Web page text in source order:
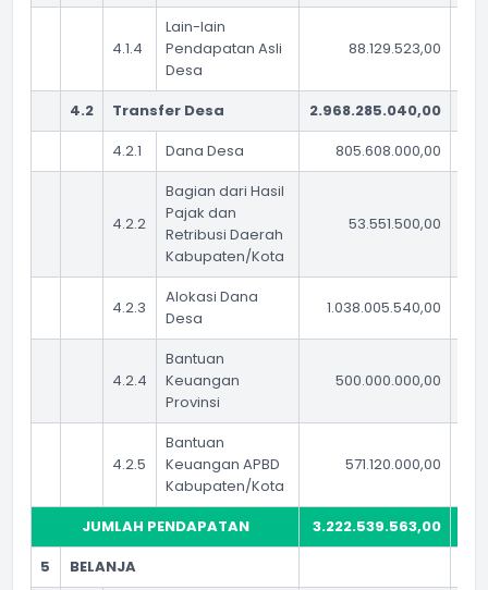
4.1.4
Lain-lain
Pendapatan Asli
Desa
88.129.523,00
4.2 Transfer Desa 2.968.285.040,00
4.2.1
Dana Desa 805.608.000,00
4.2.2
Bagian dari Hasil
Pajak dan
Retribusi Daerah
Kabupaten/Kota
53.551.500,00
4.2.3
Alokasi Dana
Desa
1.038.005.540,00
4.2.4
Bantuan
Keuangan
Provinsi
500.000.000,00
4.2.5
Bantuan
Keuangan APBD
Kabupaten/Kota
571.120.000,00
JUMLAH PENDAPATAN 3.222.539.563,00
5
BELANJA